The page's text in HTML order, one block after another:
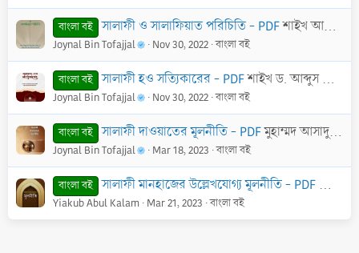
বাংলা বই সালাফী ও সালাফিয়াত পরিচিতি - PDFশাইখ আব্দুল হামীদ আল-ফাইযী আল-মাদানী
Joynal Bin Tofajjal Nov 30, 2022 বাংলা বই
বাংলা বই সালাফী হও সত্যিকারের - PDFশাইখ ড. আব্দুস সালাম ইবনে সালেম আস-সুহাইমী
Joynal Bin Tofajjal Nov 30, 2022 বাংলা বই
বাংলা বই সালাফী দাওয়াতের মূলনীতি - PDFমুহাম্মদ আসাদুল্লাহ আল-গালিব
Joynal Bin Tofajjal Mar 18, 2023 বাংলা বই
বাংলা বই সালাফী মানহাজের উল্লেখযোগ্য মূলনীতি - PDF আব্দুল
Yiakub Abul Kalam Mar 21, 2023 বাংলা বই